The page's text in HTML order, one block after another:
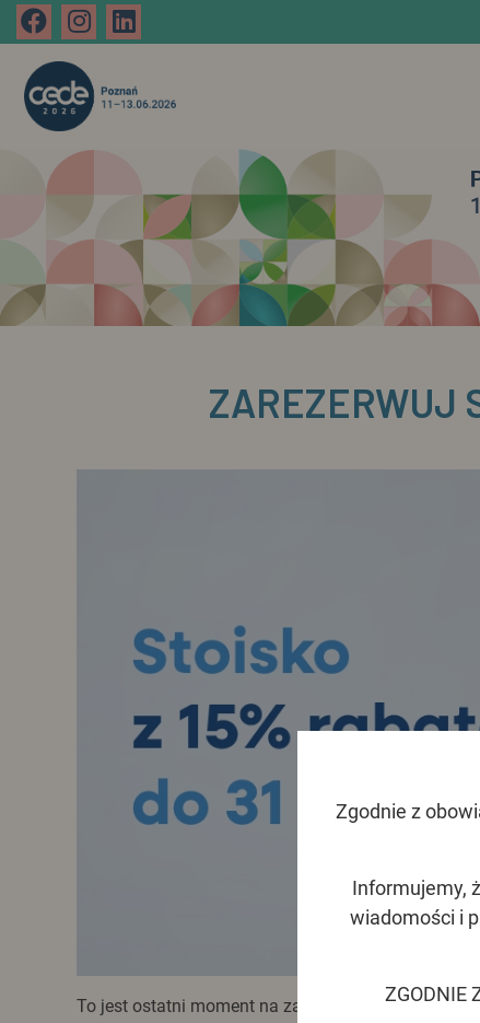
Zgodnie z
Informujemy,
wiadomości i
ZGODNIE
ZAREZERWUJ
To jest ostatni moment na zamówienie stoiska z